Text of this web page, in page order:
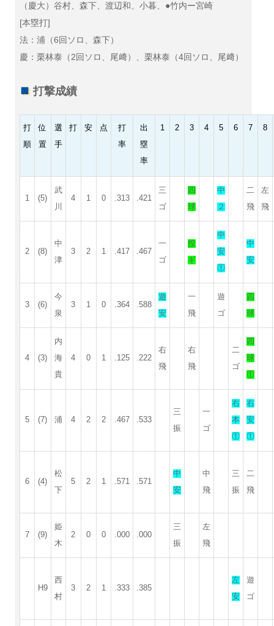
（慶大）谷村、森下、渡辺和、小暮、●竹内ー宮崎
[本塁打]
法：浦（6回ソロ、森下）
慶：栗林泰（2回ソロ、尾﨑）、栗林泰（4回ソロ、尾﨑）
打撃成績
打
順
位
置
選
手
打 安 点
打
率
出
塁
率
1 2 3 4 5 6 7 8
1 (5)
武
川
4 1 0 .313 .421
三
ゴ
四
球
中
２
二
飛
左
飛
2 (8)
中
津
3 2 1 .417 .467
一
ゴ
投
ギ
中
安
①
中
安
3 (6)
今
泉
3 1 0 .364 .588
遊
安
一
飛
遊
ゴ
四
球
4 (3)
内
海
貴
4 0 1 .125 .222
右
飛
右
飛
二
ゴ
四
球
①
5 (7) 浦 4 2 2 .467 .533
三
振
一
ゴ
右
本
①
右
安
①
6 (4)
松
下
5 2 1 .571 .571
中
安
中
飛
三
振
二
飛
7 (9)
姫
木
2 0 0 .000 .000
三
振
左
飛
H9
西
村
3 2 1 .333 .385
左
安
遊
ゴ